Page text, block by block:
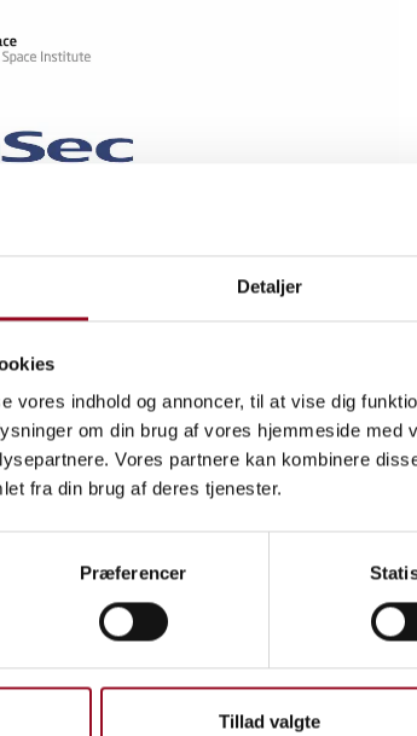
Detaljer
vores indhold og annoncer, til at vise dig
om din brug af vores hjemmeside med
Vores partnere kan kombinere
fra din brug af deres tjenester.
Præferencer
Tillad valgte
forsvar og styrkelsen af Danmarks
spaceområdet og spaceteknologier kan
for fremtiden. Det belyses også hvordan
en rolle i den proces så oprustningen også